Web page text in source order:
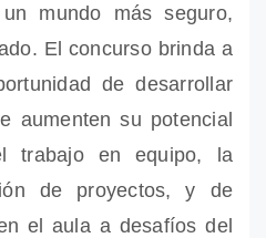
mundo más seguro,
El concurso brinda a
de desarrollar
aumenten su potencial
trabajo en equipo, la
de proyectos, y de
el aula a desafíos del